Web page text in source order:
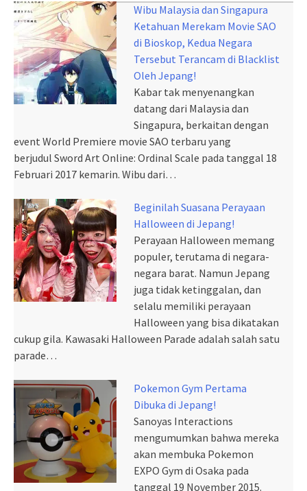
Wibu Malaysia dan Singapura
Ketahuan Merekam Movie SAO
di Bioskop, Kedua Negara
Tersebut Terancam di Blacklist
Oleh Jepang!
Kabar tak menyenangkan
datang dari Malaysia dan
Singapura, berkaitan dengan
event World Premiere movie SAO terbaru yang
berjudul Sword Art Online: Ordinal Scale pada tanggal 18
Februari 2017 kemarin. Wibu dari…
Beginilah Suasana Perayaan
Halloween di Jepang!
Perayaan Halloween memang
populer, terutama di negara-
negara barat. Namun Jepang
juga tidak ketinggalan, dan
selalu memiliki perayaan
Halloween yang bisa dikatakan
cukup gila. Kawasaki Halloween Parade adalah salah satu
parade…
Pokemon Gym Pertama
Dibuka di Jepang!
Sanoyas Interactions
mengumumkan bahwa mereka
akan membuka Pokemon
EXPO Gym di Osaka pada
tanggal 19 November 2015.